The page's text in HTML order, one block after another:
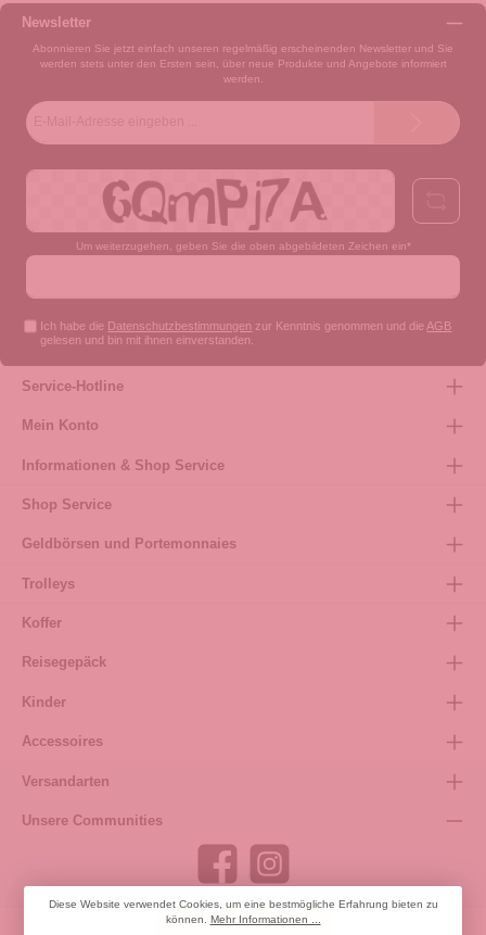
Newsletter
Abonnieren Sie jetzt einfach unseren regelmäßig erscheinenden Newsletter und Sie
werden stets unter den Ersten sein, über neue Produkte und Angebote informiert
werden.
Um weiterzugehen, geben Sie die oben abgebildeten Zeichen ein*
Ich habe die Datenschutzbestimmungen zur Kenntnis genommen und die AGB
gelesen und bin mit ihnen einverstanden.
Service-Hotline
Mein Konto
Informationen & Shop Service
Shop Service
Geldbörsen und Portemonnaies
Trolleys
Koffer
Reisegepäck
Kinder
Accessoires
Versandarten
Unsere Communities
Diese Website verwendet Cookies, um eine bestmögliche Erfahrung bieten zu
können. Mehr Informationen ...